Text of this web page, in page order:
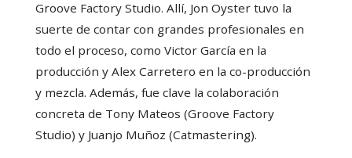
Groove Factory Studio. Allí, Jon Oyster tuvo la
suerte de contar con grandes profesionales en
todo el proceso, como Victor García en la
producción y Alex Carretero en la co-producción
y mezcla. Además, fue clave la colaboración
concreta de Tony Mateos (Groove Factory
Studio) y Juanjo Muñoz (Catmastering).